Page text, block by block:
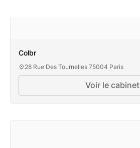
Colbr
28 Rue Des Tournelles 75004 Paris
Voir le cabinet